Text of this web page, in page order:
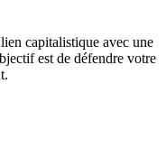
capitalistique avec une
est de défendre votre